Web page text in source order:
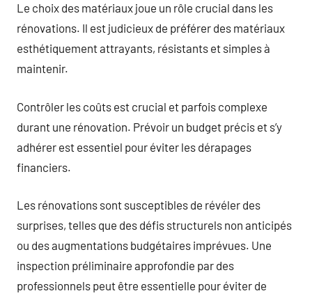
Le choix des matériaux joue un rôle crucial dans les
rénovations. Il est judicieux de préférer des matériaux
esthétiquement attrayants, résistants et simples à
maintenir.
Contrôler les coûts est crucial et parfois complexe
durant une rénovation. Prévoir un budget précis et s’y
adhérer est essentiel pour éviter les dérapages
financiers.
Les rénovations sont susceptibles de révéler des
surprises, telles que des défis structurels non anticipés
ou des augmentations budgétaires imprévues. Une
inspection préliminaire approfondie par des
professionnels peut être essentielle pour éviter de